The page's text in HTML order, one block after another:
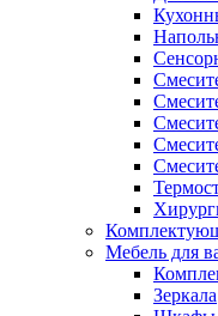
Мебель для
Зеркала